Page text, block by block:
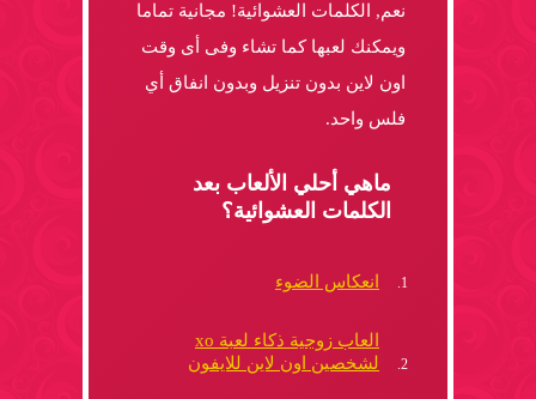
نعم, الكلمات العشوائية! مجانية تماما
ويمكنك لعبها كما تشاء وفى أى وقت
اون لاين بدون تنزيل وبدون انفاق أي
فلس واحد.
ماهي أحلي الألعاب بعد
الكلمات العشوائية؟
انعكاس الضوء
العاب زوجية ذكاء لعبة xo
لشخصين اون لاين للايفون